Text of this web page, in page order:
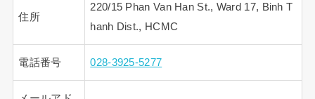
住所
220/15 Phan Van Han St., Ward 17, Binh T
hanh Dist., HCMC
電話番号 028-3925-5277